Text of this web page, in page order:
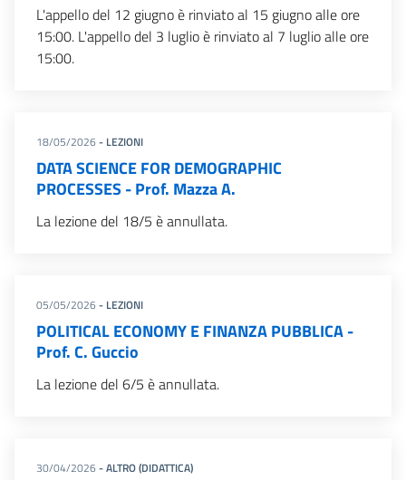
L'appello del 12 giugno è rinviato al 15 giugno alle ore
15:00. L'appello del 3 luglio è rinviato al 7 luglio alle ore
15:00.
18/05/2026 - LEZIONI
DATA SCIENCE FOR DEMOGRAPHIC
PROCESSES - Prof. Mazza A.
La lezione del 18/5 è annullata.
05/05/2026 - LEZIONI
POLITICAL ECONOMY E FINANZA PUBBLICA -
Prof. C. Guccio
La lezione del 6/5 è annullata.
30/04/2026 - ALTRO (DIDATTICA)